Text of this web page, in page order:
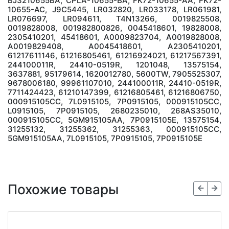
10655-AC, J9C5445, LR032820, LR033178, LR061981,
LR076697, LR094611, T4N13266, 0019825508,
0019828008, 001982800826, 0045418601, 19828008,
2305410201, 45418601, A0009823704, A0019828008,
A0019829408, A0045418601, A2305410201,
61217611146, 61216805461, 61216924021, 61217567391,
244100011R, 24410-0519R, 1201048, 13575154,
3637881, 95179614, 1620012780, 5600TW, 7905525307,
9678006180, 99961107010, 244100011R, 24410-0519R,
7711424423, 61210147399, 61216805461, 61216806750,
000915105CC, 7L0915105, 7P0915105, 000915105CC,
L0915105, 7P0915105, 2680235010, 268AS35010,
000915105CC, 5GM915105AA, 7P0915105E, 13575154,
31255132, 31255362, 31255363, 000915105CC,
5GM915105AA, 7L0915105, 7P0915105, 7P0915105E
Похожие товары